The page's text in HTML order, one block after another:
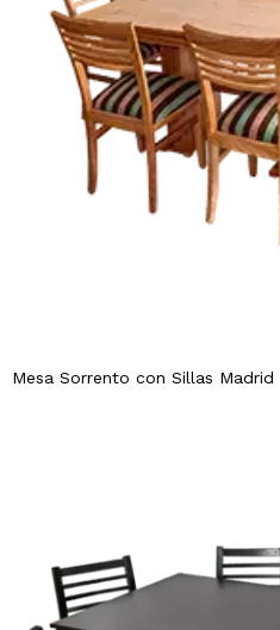
Mesa Sorrento con Sillas Madrid